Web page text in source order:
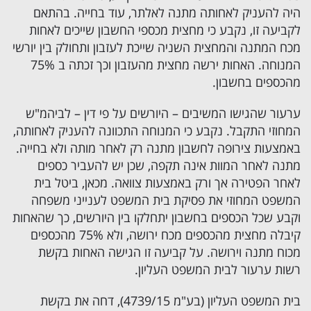
היה להעניק לאחותה מתנה לאלתר, עוד בחייה. בהתאם
לקביעה זו, נקבע כי מחצית מכספי החשבון שייכים לאחות
מכח המתנה והמחצית השניה שייכת לעזבון ותחולק בין יורשי
המנוחה. האחות ירשה מחצית מהעזבון וכך זכתה ב 75%
מהכספים בחשבון.
ערעור שהגישו המשיבים – היורשים על פי דין – לביהמ"ש
המחוזי התקבל. נקבע כי המנוחה התכוונה להעניק לאחותה,
באמצעות צירופה לחשבון מתנה רק לאחר מותה ולא בחייה.
מתנה לאחר המוות אינה תקפה, שכן יש להעביר כספים
לאחר הפטירה אך ורק באמצעות צוואה. מכאן, ביטל בית
המשפט המחוזי את פסיקת בית המשפט לענייני משפחה
וקבע שכל הכספים בחשבון יתחלקו בין היורשים, כך שהאחות
קיבלה מחצית מהכספים מכח ירושה, ולא 75% מהכספים
מכוח מתנה וירושה. על קביעה זו הגישה האחות בקשת
רשות ערעור לבית המשפט העליון.
בית המשפט העליון (בע"מ 4739/15), דחה את בקשת